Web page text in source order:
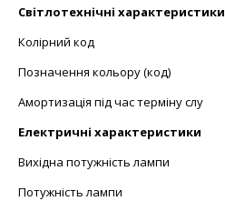
Світлотехнічні характеристики
Колірний код
Позначення кольору (код)
Амортизація під час терміну слу
Електричні характеристики
Вихідна потужність лампи
Потужність лампи